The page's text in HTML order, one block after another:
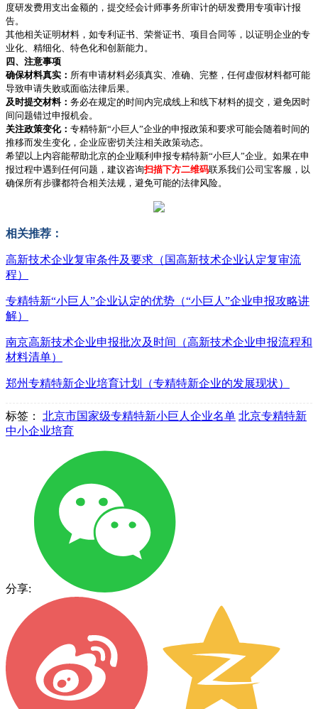
度研发费用支出金额的，提交经会计师事务所审计的研发费用专项审计报
告。
其他相关证明材料，如专利证书、荣誉证书、项目合同等，以证明企业的专
业化、精细化、特色化和创新能力。
四、注意事项
确保材料真实： 所有申请材料必须真实、准确、完整，任何虚假材料都可能
导致申请失败或面临法律后果。
及时提交材料： 务必在规定的时间内完成线上和线下材料的提交，避免因时
间问题错过申报机会。
关注政策变化： 专精特新“小巨人”企业的申报政策和要求可能会随着时间的
推移而发生变化，企业应密切关注相关政策动态。
希望以上内容能帮助北京的企业顺利申报专精特新“小巨人”企业。如果在申
报过程中遇到任何问题，建议咨询扫描下方二维码联系我们公司宝客服，以
确保所有步骤都符合相关法规，避免可能的法律风险。
相关推荐：
高新技术企业复审条件及要求（国高新技术企业认定复审流
程）
专精特新“小巨人”企业认定的优势（“小巨人”企业申报攻略讲
解）
南京高新技术企业申报批次及时间（高新技术企业申报流程和
材料清单）
郑州专精特新企业培育计划（专精特新企业的发展现状）
标签： 北京市国家级专精特新小巨人企业名单 北京专精特新
中小企业培育
分享: